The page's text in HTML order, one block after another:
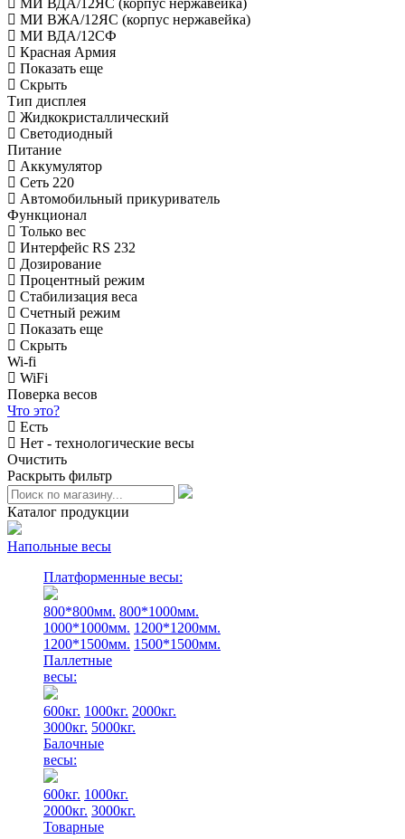
МИ ВДА/12ЯС (корпус нержавейка)
МИ ВЖА/12ЯС (корпус нержавейка)
МИ ВДА/12СФ
Красная Армия
Показать еще
Скрыть
Тип дисплея
Жидкокристаллический
Светодиодный
Питание
Аккумулятор
Сеть 220
Автомобильный прикуриватель
Функционал
Только вес
Интерфейс RS 232
Дозирование
Процентный режим
Стабилизация веса
Счетный режим
Показать еще
Скрыть
Wi-fi
WiFi
Поверка весов
Что это?
Есть
Нет - технологические весы
Очистить
Раскрыть фильтр
Каталог продукции
Напольные весы
Платформенные весы:
800*800мм. 800*1000мм.
1000*1000мм. 1200*1200мм.
1200*1500мм. 1500*1500мм.
Паллетные
весы:
600кг. 1000кг. 2000кг.
3000кг. 5000кг.
Балочные
весы:
600кг. 1000кг.
2000кг. 3000кг.
Товарные